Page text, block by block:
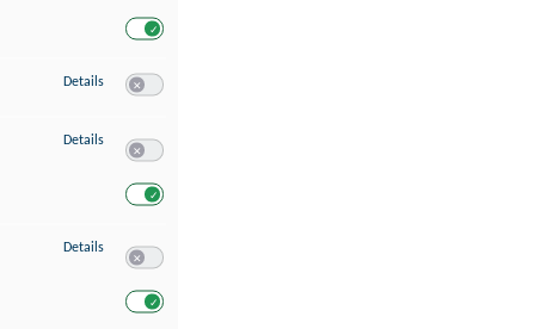
Details zu Messung der Performance von Inhalten
Details zu Analyse von Zielgruppen durch Statistiken oder Kombinationen von
Details zu Entwicklung und Verbesserung der Angebote